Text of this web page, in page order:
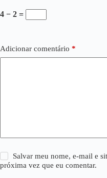
4 − 2 =
Adicionar comentário *
Salvar meu nome, e-mail e
próxima vez que eu comentar.